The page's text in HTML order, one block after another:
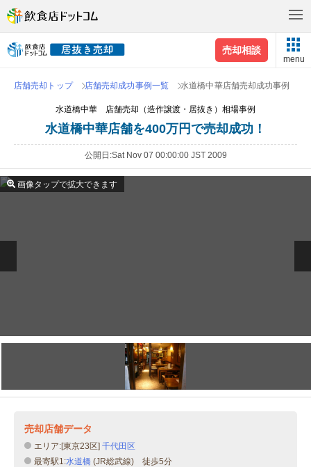
売却相談
menu
店舗売却トップ 店舗売却成功事例一覧 水道橋中華店舗売却成功事例
水道橋中華 店舗売却（造作譲渡・居抜き）相場事例
水道橋中華店舗を400万円で売却成功！
公開日 Sat Nov 07 00:00:00 JST 2009
画像タップで拡大できます
売却店舗データ
エリア:[東京23区] 千代田区
最寄駅1:水道橋 (JR総武線) 徒歩5分